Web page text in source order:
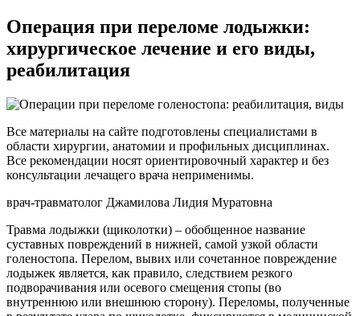
Операция при переломе лодыжки:
хирургическое лечение и его виды,
реабилитация
Все материалы на сайте подготовлены специалистами в
области хирургии, анатомии и профильных дисциплинах.
Все рекомендации носят ориентировочный характер и без
консультации лечащего врача неприменимы.
врач-травматолог Джамилова Лидия Муратовна
Травма лодыжки (щиколотки) – обобщенное название
суставных повреждений в нижней, самой узкой области
голеностопа. Перелом, вывих или сочетанное повреждение
лодыжек является, как правило, следствием резкого
подворачивания или осевого смещения стопы (во
внутреннюю или внешнюю сторону). Переломы, полученные